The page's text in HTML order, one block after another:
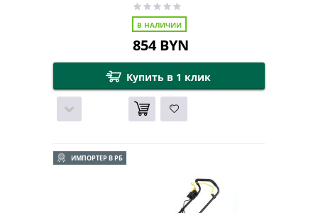
В НАЛИЧИИ
854BYN
Купить в 1 клик
ИМПОРТЕР В РБ